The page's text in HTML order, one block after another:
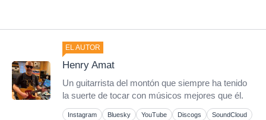
EL AUTOR
Henry Amat
Un guitarrista del montón que siempre ha tenido
la suerte de tocar con músicos mejores que él.
Instagram Bluesky YouTube Discogs SoundCloud